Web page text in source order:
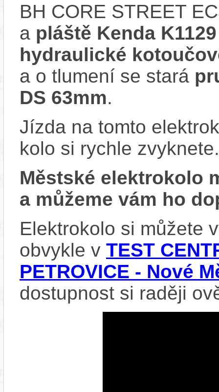
BH CORE STREET
a pláště Kenda
hydraulické
a o tlumení se stará
DS 63mm.
Jízda na tomto
kolo si rychle zvyknete.
Městské elektrokolo
a můžeme vám ho
Elektrokolo si můžete
obvykle v TEST
PETROVICE - Nové
dostupnost si raději